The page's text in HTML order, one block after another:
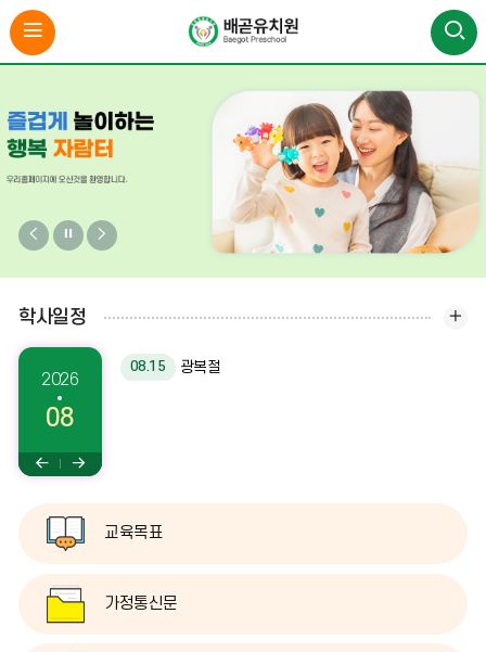
비
이
전
비
정
비
다
음
학사일정
2026
08
달
08.15 광복절
교육목표
가정통신문